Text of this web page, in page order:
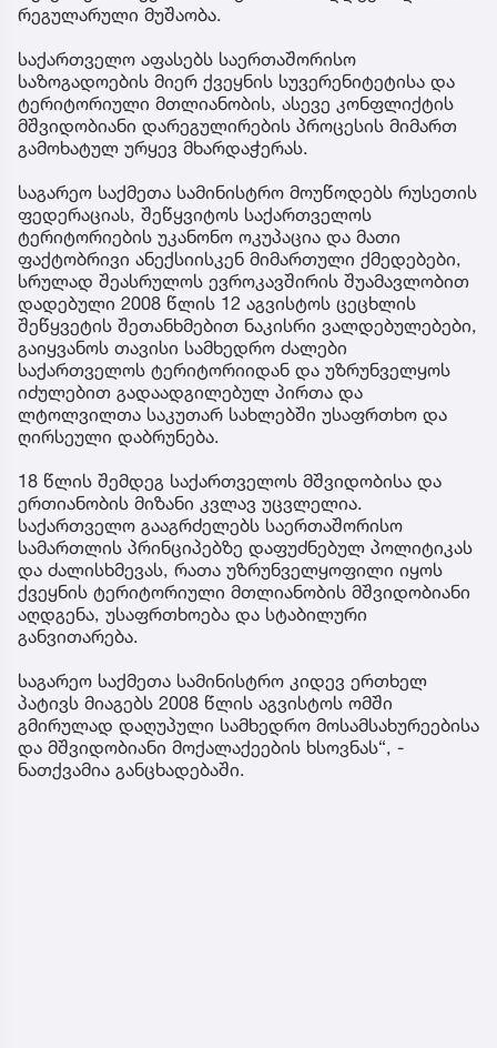
რეგულარული მუშაობა.
საქართველო აფასებს საერთაშორისო
საზოგადოების მიერ ქვეყნის სუვერენიტეტისა და
ტერიტორიული მთლიანობის, ასევე კონფლიქტის
მშვიდობიანი დარეგულირების პროცესის მიმართ
გამოხატულ ურყევ მხარდაჭერას.
საგარეო საქმეთა სამინისტრო მოუწოდებს რუსეთის
ფედერაციას, შეწყვიტოს საქართველოს
ტერიტორიების უკანონო ოკუპაცია და მათი
ფაქტობრივი ანექსიისკენ მიმართული ქმედებები,
სრულად შეასრულოს ევროკავშირის შუამავლობით
დადებული 2008 წლის 12 აგვისტოს ცეცხლის
შეწყვეტის შეთანხმებით ნაკისრი ვალდებულებები,
გაიყვანოს თავისი სამხედრო ძალები
საქართველოს ტერიტორიიდან და უზრუნველყოს
იძულებით გადაადგილებულ პირთა და
ლტოლვილთა საკუთარ სახლებში უსაფრთხო და
ღირსეული დაბრუნება.
18 წლის შემდეგ საქართველოს მშვიდობისა და
ერთიანობის მიზანი კვლავ უცვლელია.
საქართველო გააგრძელებს საერთაშორისო
სამართლის პრინციპებზე დაფუძნებულ პოლიტიკას
და ძალისხმევას, რათა უზრუნველყოფილი იყოს
ქვეყნის ტერიტორიული მთლიანობის მშვიდობიანი
აღდგენა, უსაფრთხოება და სტაბილური
განვითარება.
საგარეო საქმეთა სამინისტრო კიდევ ერთხელ
პატივს მიაგებს 2008 წლის აგვისტოს ომში
გმირულად დაღუპული სამხედრო მოსამსახურეებისა
და მშვიდობიანი მოქალაქეების ხსოვნას“, -
ნათქვამია განცხადებაში.